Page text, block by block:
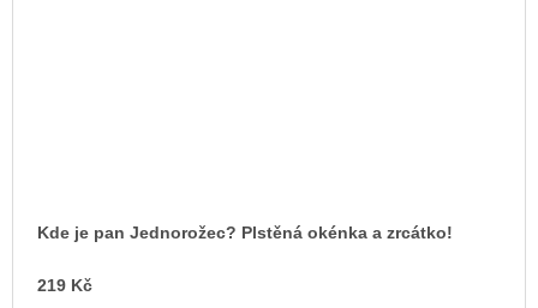
Kde je pan Jednorožec? Plstěná okénka a zrcátko!
219 Kč